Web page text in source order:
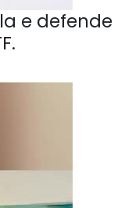
e defende